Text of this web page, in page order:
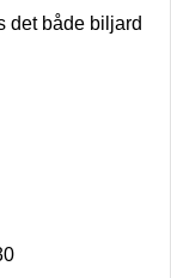
det både biljard